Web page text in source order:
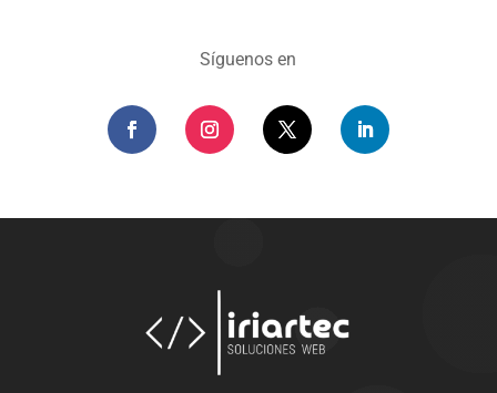
Síguenos en